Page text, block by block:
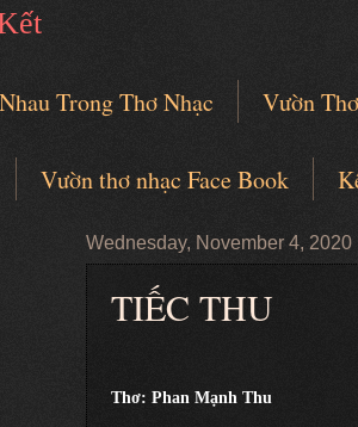
Trong Thơ Nhạc Vườn
Vườn thơ nhạc Face Book
Wednesday, November 4, 2020
TIẾC THU
Thơ: Phan Mạnh Thu